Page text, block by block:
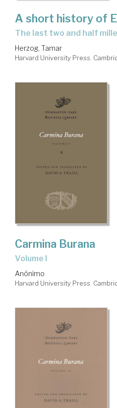
A short history of
the last two and half
Herzog, Tamar
Harvard University Press.
Carmina Burana
Volume I
Anónimo
Harvard University Press.